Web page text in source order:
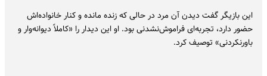
این بازیگر گفت دیدن آن مرد در حالی که زنده مانده و کنار خانواده‌اش
حضور دارد، تجربه‌ای فراموش‌نشدنی بود. او این دیدار را «کاملاً دیوانه‌وار و
باورنکردنی» توصیف کرد.